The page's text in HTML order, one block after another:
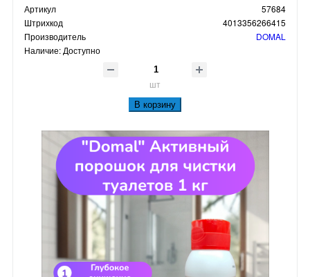
Артикул
57684
Штрихкод
4013356266415
Производитель
DOMAL
Наличие: Доступно
шт
В корзину